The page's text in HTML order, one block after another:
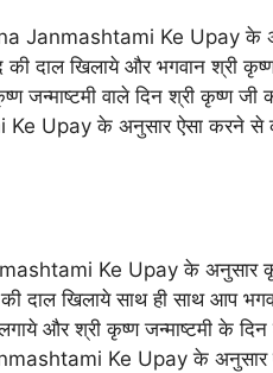
Janmashtami Ke Upay के
दाल खिलाये और भगवान श्री
वाले दिन श्री कृष्ण जी
Upay के अनुसार ऐसा करने से
Ke Upay के अनुसार
दाल खिलाये साथ ही साथ आप
और श्री कृष्ण जन्माष्टमी के
Ke Upay के